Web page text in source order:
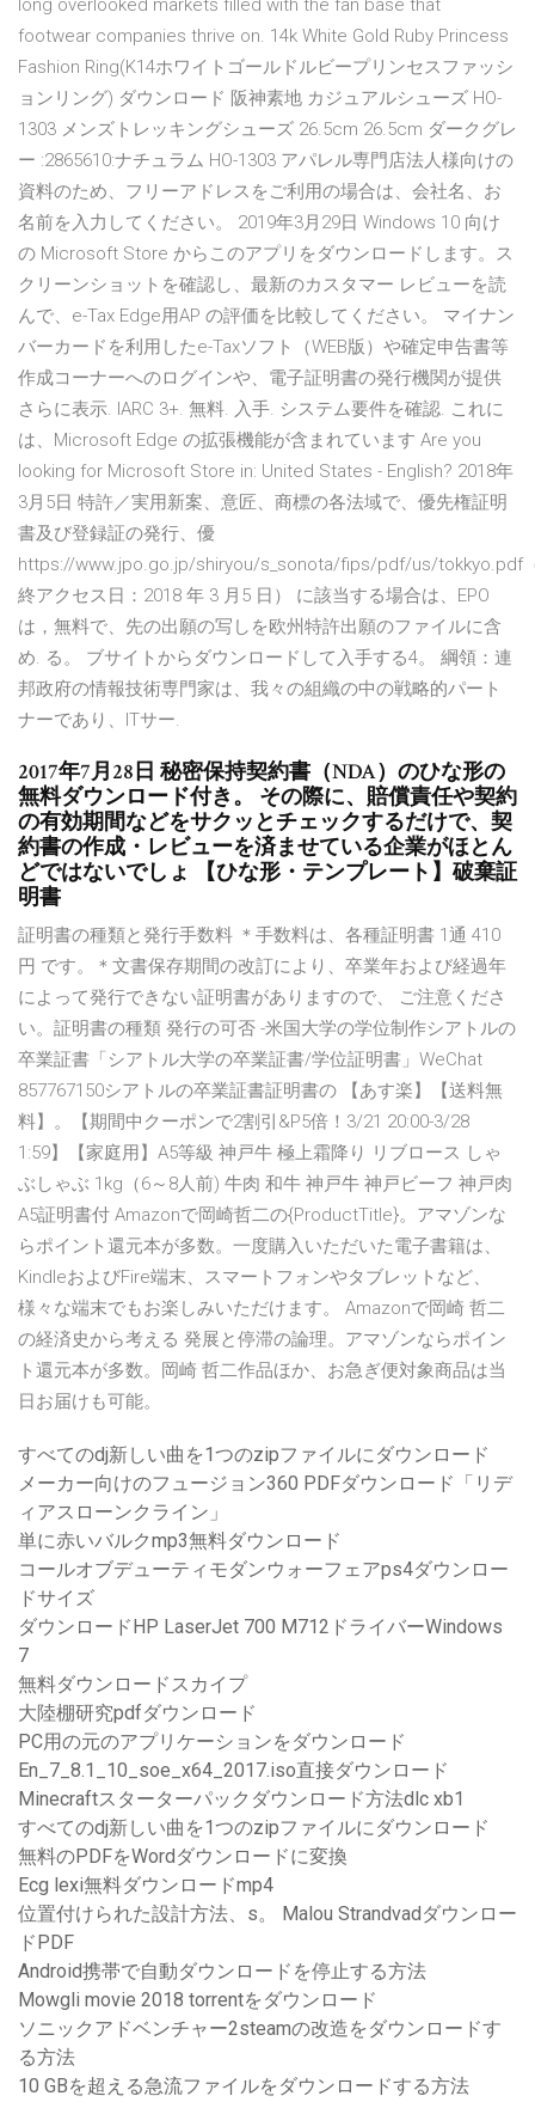
long overlooked markets filled with the fan base that
footwear companies thrive on. 14k White Gold Ruby Princess
Fashion Ring(K14ホワイトゴールドルビープリンセスファッシ
ョンリング) ダウンロード 阪神素地 カジュアルシューズ HO-
1303 メンズトレッキングシューズ 26.5cm 26.5cm ダークグレ
ー :2865610:ナチュラム HO-1303 アパレル専門店法人様向けの
資料のため、フリーアドレスをご利用の場合は、会社名、お
名前を入力してください。 2019年3月29日 Windows 10 向け
の Microsoft Store からこのアプリをダウンロードします。ス
クリーンショットを確認し、最新のカスタマー レビューを読
んで、e-Tax Edge用AP の評価を比較してください。 マイナン
バーカードを利用したe-Taxソフト（WEB版）や確定申告書等
作成コーナーへのログインや、電子証明書の発行機関が提供
さらに表示. IARC 3+. 無料. 入手. システム要件を確認. これに
は、Microsoft Edge の拡張機能が含まれています Are you
looking for Microsoft Store in: United States - English? 2018年
3月5日 特許／実用新案、意匠、商標の各法域で、優先権証明
書及び登録証の発行、優
https://www.jpo.go.jp/shiryou/s_sonota/fips/pdf/us/tokkyo.pdf
終アクセス日：2018 年 3 月5 日） に該当する場合は、EPO
は，無料で、先の出願の写しを欧州特許出願のファイルに含
め. る。 ブサイトからダウンロードして入手する4。 綱領：連
邦政府の情報技術専門家は、我々の組織の中の戦略的パート
ナーであり、ITサー.
2017年7月28日 秘密保持契約書（NDA）のひな形の
無料ダウンロード付き。 その際に、賠償責任や契約
の有効期間などをサクッとチェックするだけで、契
約書の作成・レビューを済ませている企業がほとん
どではないでしょ 【ひな形・テンプレート】破棄証
明書
証明書の種類と発行手数料 ＊手数料は、各種証明書 1通 410
円 です。＊文書保存期間の改訂により、卒業年および経過年
によって発行できない証明書がありますので、 ご注意くださ
い。証明書の種類 発行の可否 -米国大学の学位制作シアトルの
卒業証書「シアトル大学の卒業証書/学位証明書」WeChat
857767150シアトルの卒業証書証明書の 【あす楽】【送料無
料】。【期間中クーポンで2割引&P5倍！3/21 20:00-3/28
1:59】【家庭用】A5等級 神戸牛 極上霜降り リブロース しゃ
ぶしゃぶ 1kg（6～8人前) 牛肉 和牛 神戸牛 神戸ビーフ 神戸肉
A5証明書付 Amazonで岡崎哲二の{ProductTitle}。アマゾンな
らポイント還元本が多数。一度購入いただいた電子書籍は、
KindleおよびFire端末、スマートフォンやタブレットなど、
様々な端末でもお楽しみいただけます。 Amazonで岡崎 哲二
の経済史から考える 発展と停滞の論理。アマゾンならポイン
ト還元本が多数。岡崎 哲二作品ほか、お急ぎ便対象商品は当
日お届けも可能。
すべてのdj新しい曲を1つのzipファイルにダウンロード
メーカー向けのフュージョン360 PDFダウンロード「リデ
ィアスローンクライン」
単に赤いバルクmp3無料ダウンロード
コールオブデューティモダンウォーフェアps4ダウンロー
ドサイズ
ダウンロードHP LaserJet 700 M712ドライバーWindows
7
無料ダウンロードスカイプ
大陸棚研究pdfダウンロード
PC用の元のアプリケーションをダウンロード
En_7_8.1_10_soe_x64_2017.iso直接ダウンロード
Minecraftスターターパックダウンロード方法dlc xb1
すべてのdj新しい曲を1つのzipファイルにダウンロード
無料のPDFをWordダウンロードに変換
Ecg lexi無料ダウンロードmp4
位置付けられた設計方法、s。 Malou Strandvadダウンロー
ドPDF
Android携帯で自動ダウンロードを停止する方法
Mowgli movie 2018 torrentをダウンロード
ソニックアドベンチャー2steamの改造をダウンロードす
る方法
10 GBを超える急流ファイルをダウンロードする方法